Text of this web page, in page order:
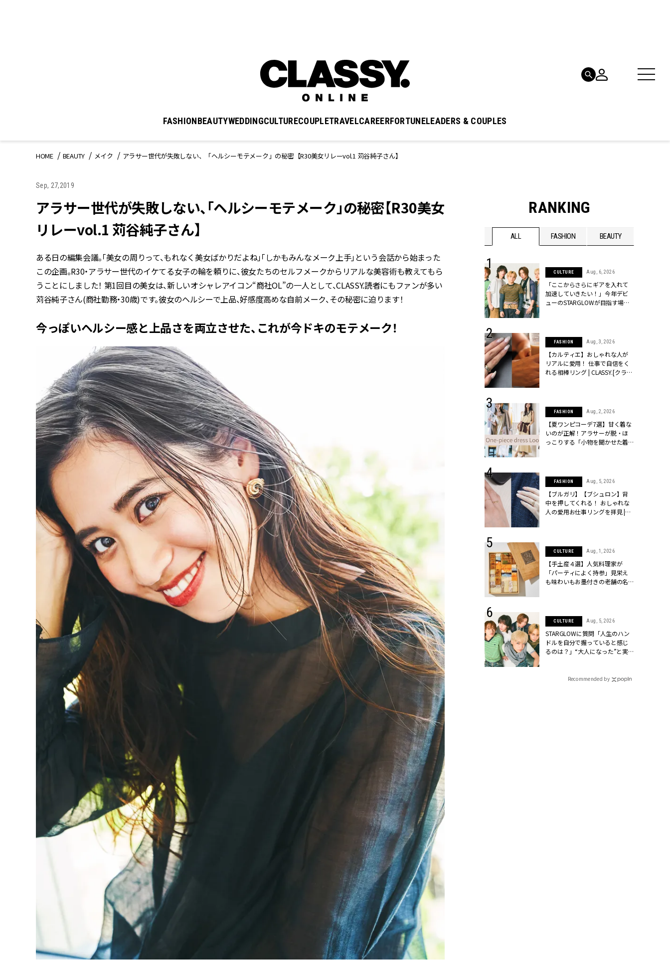
FASHIONBEAUTYWEDDINGCULTURECOUPLETRAVELCAREERFORTUNELEADERS & COUPLES
HOME BEAUTY メイク アラサー世代が失敗しない、「ヘルシーモテメーク」の秘密【R30美女リレーvol.1 苅谷純子さん】
Sep, 27,2019
アラサー世代が失敗しない、「ヘルシーモテメーク」の秘密【R30美女
リレーvol.1 苅谷純子さん】
ある日の編集会議。「美女の周りって、もれなく美女ばかりだよね」「しかもみんなメーク上手」という会話から始まった
この企画。R30・アラサー世代のイケてる女子の輪を頼りに、彼女たちのセルフメークからリアルな美容術も教えてもら
うことにしました！ 第1回目の美女は、新しいオシャレアイコン“商社OL”の一人として、CLASSY.読者にもファンが多い
苅谷純子さん(商社勤務・30歳)です。彼女のヘルシーで上品、好感度高めな自前メーク、その秘密に迫ります！
今っぽいヘルシー感と上品さを両立させた、これが今ドキのモテメーク！
RANKING
ALL FASHION BEAUTY
BEAUTY Aug, 6, 2026
【ヘアアクセ6選】手抜きに見え
抜ける「即戦力アクセ」たち |
BEAUTY
冷房・紫外線etc...「夏の隠れ乾
燥」を防ぐ【ベタつかない名品
クリーム】3選＜30代のベストコ
スメ＞ | CLASSY.[クラッシィ]
BEAUTY Nov, 17, 2025
【落ちない名品リップ10選】塗
り直しできない・皮むけしやす
いetc.悩みをクリア | CLASSY.[ク
ラッシィ]
BEAUTY Aug, 5, 2026
夏の深刻なくすみ・色ムラにア
プローチ！【透明感を底上げ】
神コスメ３選 | CLASSY.[クラッシ
ィ]
BEAUTY
ユニクロ名品も！日焼け対策ガ
チ勢の「ないと無理」なアイテ
ムハック7選 | CLASSY.[クラッシ
WEDDING Feb, 16, 2026
結婚式に黒ドレスはアリ？お呼
ーを解説 | CLASSY.[クラッシィ]
式ゲスト服の鉄板“シンプル黒ワ
ンピ”は『スカーフ』で盛るのが
正解！ | CLASSY.[クラッシィ]
20万円台〜【カルティエ人気リ
ング４選】ラブ、トリニティetc.
を『マリッジ』に選ぶ人増えて
ます！ | CLASSY.[クラッシィ]
WEDDING Sep, 4, 2025
“キャトル”で人気急上昇【ブシ
ュロン】の『ブライダルリン
グ』は普段使いもしやすい！ |
CLASSY.[クラッシィ]
CULTURE Aug, 6, 2026
「ここからさらにギアを入れて
加速していきたい！」今年デビ
ューのSTARGLOWが目指す場所
FASHION Aug, 3, 2026
【カルティエ】おしゃれな人が
リアルに愛用！ 仕事で自信をく
れる相棒リング | CLASSY.[クラッ
FASHION Aug, 2, 2026
【夏ワンピコーデ7選】甘く着な
いのが正解！アラサーが脱・ほ
っこりする「小物を聞かせた着
FASHION Aug, 5, 2026
【ブルガリ】【ブシュロン】背
中を押してくれる！ おしゃれな
人の愛用お仕事リングを拝見 |
CULTURE Aug, 1, 2026
【手土産４選】人気料理家が
「パーティによく持参」見栄え
も味わいもお墨付きの老舗の名
CULTURE Aug, 5, 2026
STARGLOWに質問「人生のハン
ドルを自分で握っていると感じ
るのは？」“大️人になった”と実
CLASSY.[クラッシィ]
Recommended by